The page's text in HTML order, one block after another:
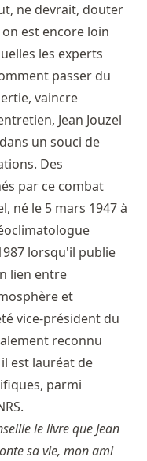
ne devrait, douter
est encore loin
les experts
passer du
vaincre
Jean Jouzel
un souci de
Des
par ce combat
né le 5 mars 1947 à
lorsqu'il publie
lien entre
et
vice-président du
reconnu
est lauréat de
parmi
le livre que Jean
sa vie, mon ami